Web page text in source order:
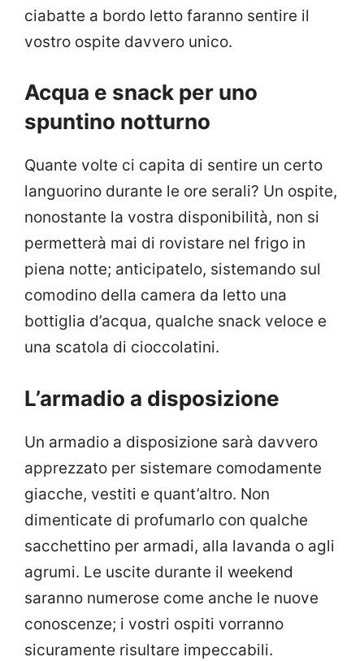
ciabatte a bordo letto faranno sentire il
vostro ospite davvero unico.
Acqua e snack per uno
spuntino notturno
Quante volte ci capita di sentire un certo
languorino durante le ore serali? Un ospite,
nonostante la vostra disponibilità, non si
permetterà mai di rovistare nel frigo in
piena notte; anticipatelo, sistemando sul
comodino della camera da letto una
bottiglia d’acqua, qualche snack veloce e
una scatola di cioccolatini.
L’armadio a disposizione
Un armadio a disposizione sarà davvero
apprezzato per sistemare comodamente
giacche, vestiti e quant’altro. Non
dimenticate di profumarlo con qualche
sacchettino per armadi, alla lavanda o agli
agrumi. Le uscite durante il weekend
saranno numerose come anche le nuove
conoscenze; i vostri ospiti vorranno
sicuramente risultare impeccabili.